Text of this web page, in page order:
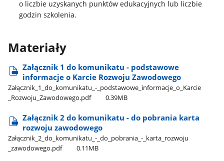
o liczbie uzyskanych punktów edukacyjnych lub liczbie
godzin szkolenia.
Materiały
Załącznik 1 do komunikatu - podstawowe
informacje o Karcie Rozwoju Zawodowego
Załącznik​_1​_do​_komunikatu​_-​_podstawowe​_informacje​_o​_Karcie​
_Rozwoju​_Zawodowego.pdf
0.39MB
Załącznik 2 do komunikatu - do pobrania karta
rozwoju zawodowego
Załącznik​_2​_do​_komunikatu​_-​_do​_pobrania​_-​_karta​_rozwoju​
_zawodowego.pdf
0.11MB